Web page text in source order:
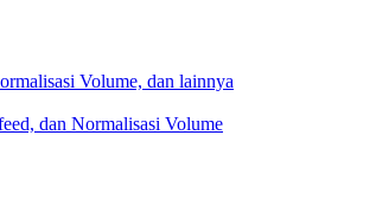
Volume, dan lainnya
dan Normalisasi Volume